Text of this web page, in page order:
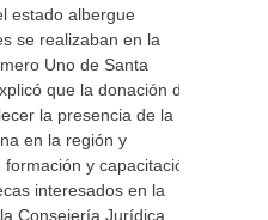
estado albergue
se realizaban en la
Uno de Santa
que la donación de
la presencia de la
en la región y
y capacitación
interesados en la
Consejería Jurídica